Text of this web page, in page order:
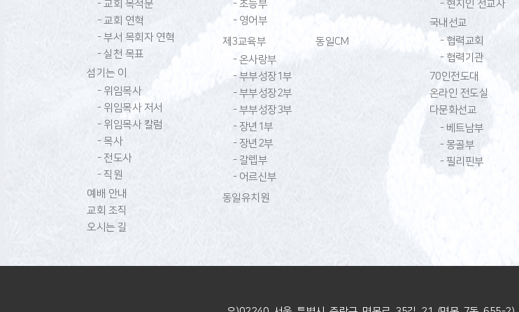
- 교회 목적문
- 교회 연혁
- 부서 목회자 연혁
- 실천 목표
섬기는 이
- 위임목사
- 위임목사 저서
- 위임목사 칼럼
- 목사
- 전도사
- 직원
예배 안내
교회 조직
오시는 길
- 초등부
- 영어부
제3교육부
- 온사랑부
- 부부성장1부
- 부부성장2부
- 부부성장3부
- 장년1부
- 장년2부
- 갈렙부
- 어르신부
동일CM
동일유치원
- 현지인 선교사
국내선교
- 협력교회
- 협력기관
70인전도대
온라인 전도실
다문화선교
- 베트남부
- 몽골부
- 필리핀부